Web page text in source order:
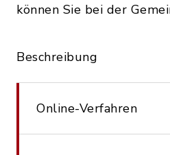
können Sie bei der
Beschreibung
Online-Verfahren